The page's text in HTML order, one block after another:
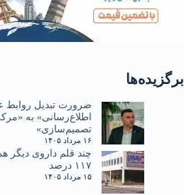
برگزیده‌ها
ضرورت تبدیل روابط
اطلاع‌رسانی» به
تصمیم‌سازی»
۱۶ مرداد ۱۴۰۵
۱۱۷ درصد
۱۵ مرداد ۱۴۰۵